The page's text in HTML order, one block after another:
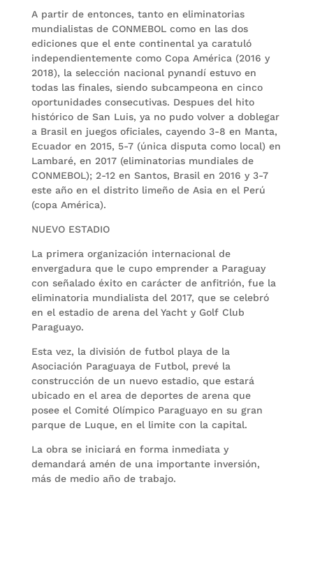
A partir de entonces, tanto en eliminatorias
mundialistas de CONMEBOL como en las dos
ediciones que el ente continental ya caratuló
independientemente como Copa América (2016 y
2018), la selección nacional pynandí estuvo en
todas las finales, siendo subcampeona en cinco
oportunidades consecutivas. Despues del hito
histórico de San Luis, ya no pudo volver a doblegar
a Brasil en juegos oficiales, cayendo 3-8 en Manta,
Ecuador en 2015, 5-7 (única disputa como local) en
Lambaré, en 2017 (eliminatorias mundiales de
CONMEBOL); 2-12 en Santos, Brasil en 2016 y 3-7
este año en el distrito limeño de Asia en el Perú
(copa América).
NUEVO ESTADIO
La primera organización internacional de
envergadura que le cupo emprender a Paraguay
con señalado éxito en carácter de anfitrión, fue la
eliminatoria mundialista del 2017, que se celebró
en el estadio de arena del Yacht y Golf Club
Paraguayo.
Esta vez, la división de futbol playa de la
Asociación Paraguaya de Futbol, prevé la
construcción de un nuevo estadio, que estará
ubicado en el area de deportes de arena que
posee el Comité Olímpico Paraguayo en su gran
parque de Luque, en el limite con la capital.
La obra se iniciará en forma inmediata y
demandará amén de una importante inversión,
más de medio año de trabajo.